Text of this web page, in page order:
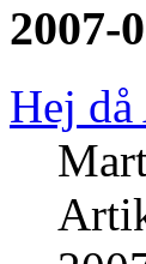
2007-
Hej